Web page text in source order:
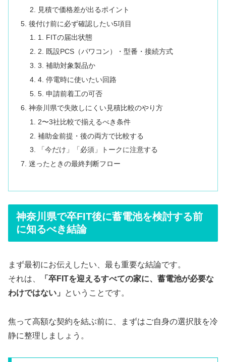
見積で価格差が出るポイント
後付け前に必ず確認したい5項目
1. FITの届出状態
2. 既設PCS（パワコン）・型番・接続方式
3. 補助対象製品か
4. 停電時に使いたい回路
5. 申請前着工の可否
神奈川県で失敗しにくい見積比較のやり方
2〜3社比較で揃えるべき条件
補助金前提・後の両方で比較する
「今だけ」「必須」トークに注意する
迷ったときの最終判断フロー
神奈川県で卒FIT後に蓄電池を検討する前
に知るべき結論
まず最初にお伝えしたい、最も重要な結論です。
それは、
「卒FITを迎えるすべての家に、蓄電池が必要な
わけではない」
ということです。
焦って高額な契約を結ぶ前に、まずはご自身の選択肢を冷
静に整理しましょう。